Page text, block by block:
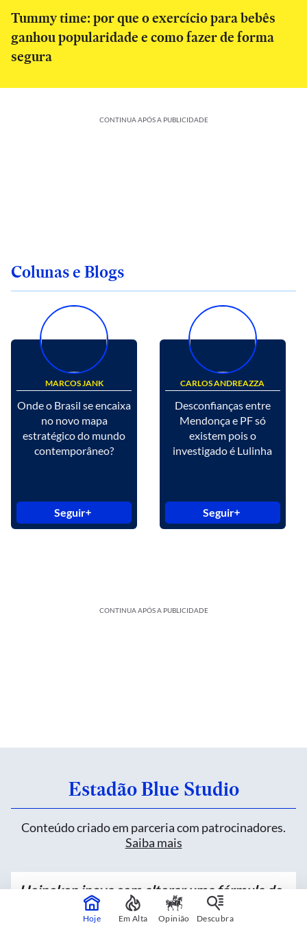
Tummy time: por que o exercício para bebês
ganhou popularidade e como fazer de forma
segura
CONTINUA APÓS A PUBLICIDADE
Colunas e Blogs
MARCOS JANK
Onde o Brasil se encaixa
no novo mapa
estratégico do mundo
contemporâneo?
Seguir
CARLOS ANDREAZZA
Desconfianças entre
Mendonça e PF só
existem pois o
investigado é Lulinha
Seguir
CONTINUA APÓS A PUBLICIDADE
Estadão Blue Studio
Conteúdo criado em parceria com patrocinadores.
Saiba mais
Heineken inova sem alterar uma fórmula de
mais de 150 anos
Hoje Em Alta Opinião Descubra